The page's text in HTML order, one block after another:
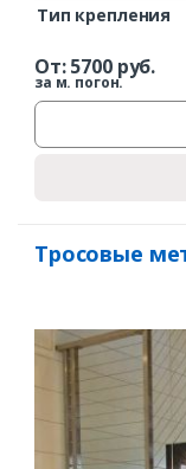
Тип крепления
От:5700руб.
за м. погон.
Тросовые